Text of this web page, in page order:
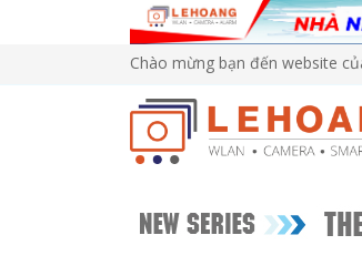
Chào mừng bạn đến website